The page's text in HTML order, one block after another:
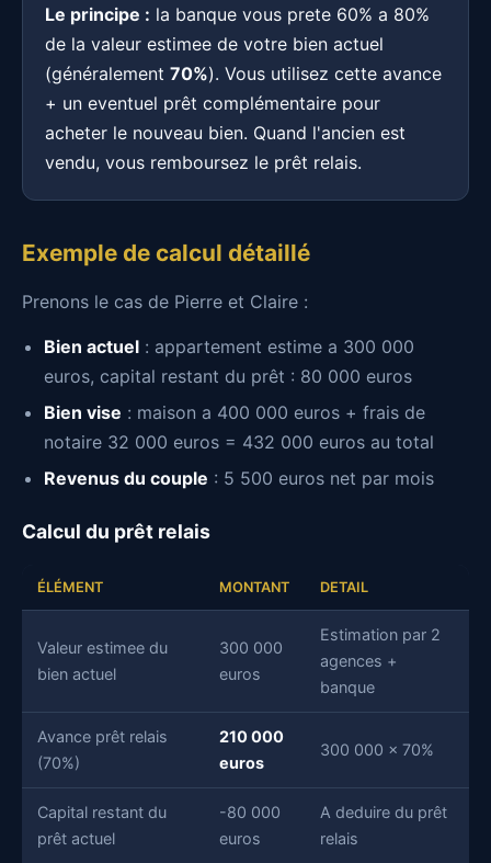
Le principe : la banque vous prete 60% a 80%
de la valeur estimee de votre bien actuel
(généralement 70%). Vous utilisez cette avance
+ un eventuel prêt complémentaire pour
acheter le nouveau bien. Quand l'ancien est
vendu, vous remboursez le prêt relais.
Exemple de calcul détaillé
Prenons le cas de Pierre et Claire :
Bien actuel : appartement estime a 300 000
euros, capital restant du prêt : 80 000 euros
Bien vise : maison a 400 000 euros + frais de
notaire 32 000 euros = 432 000 euros au total
Revenus du couple : 5 500 euros net par mois
Calcul du prêt relais
ÉLÉMENT MONTANT DETAIL
Valeur estimee du
bien actuel
300 000
euros
Estimation par 2
agences +
banque
Avance prêt relais
(70%)
210 000
euros
300 000 x 70%
Capital restant du
prêt actuel
-80 000
euros
A deduire du prêt
relais